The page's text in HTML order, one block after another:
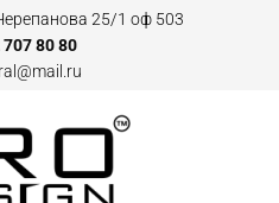
25/1 оф 503
707 80 80